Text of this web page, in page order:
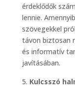
érdeklődők
lennie.
szövegekkel
távon biztosan
és informatív
javításában.
Kulcsszó